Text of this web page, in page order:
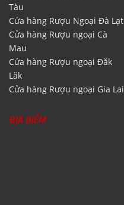
Tàu
Cửa hàng Rượu Ngoại Đà Lạt
Cửa hàng Rượu ngoại Cà
Mau
Cửa hàng Rượu ngoại Đăk
Lăk
Cửa hàng Rượu ngoại Gia Lai
ĐỊA ĐIỂM